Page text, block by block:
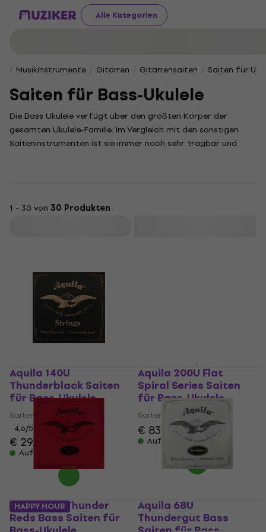
Alle Kategorien
Musikinstrumente Gitarren Gitarrensaiten Saiten für
Saiten für Bass-Ukulele
Die Bass Ukulele verfügt über den größten Körper der
gesamten Ukulele-Familie. Im Vergleich mit den sonstigen
Saiteninstrumenten ist sie immer noch sehr tragbar und
Saiten da.
1 - 30 von 30 Produkten
Aquila 140U
Thunderblack Saiten
für Bass-Ukulele
Saiten für Bass-Ukulele
4,6/5
€ 29,90
Auf Lager
Aquila 200U Flat
Spiral Series Saiten
für Bass-Ukulele
Saiten für Bass-Ukulele
€ 83,90
Auf Lager
Aquila 91U Thunder
Reds Bass Saiten für
Aquila 68U
Thundergut Bass
HAPPY HOUR